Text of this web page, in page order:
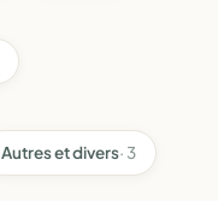
Autres et divers· 3